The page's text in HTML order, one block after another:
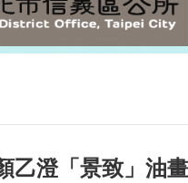
乙澄「景致」油